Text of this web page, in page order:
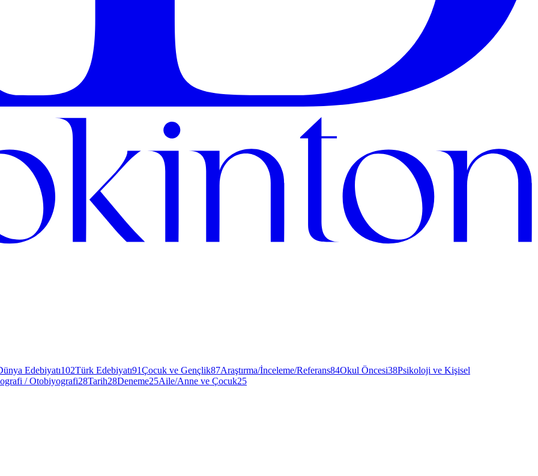
Edebiyatı102Türk Edebiyatı91Çocuk ve Gençlik87Araştırma/İnceleme/Referans84Okul Öncesi38Psikoloji ve Kişisel
/ Otobiyografi28Tarih28Deneme25Aile/Anne ve Çocuk25